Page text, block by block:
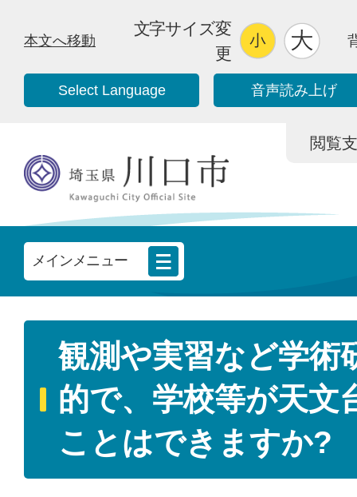
本文へ移動
文字サイズ変
更
Select Language 音声読み上げ
閲覧
メインメニュー
観測や実習など学術
的で、学校等が天文
ことはできますか?